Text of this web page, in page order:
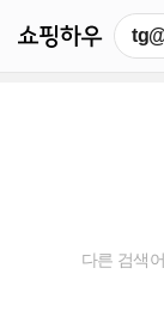
다른 검색